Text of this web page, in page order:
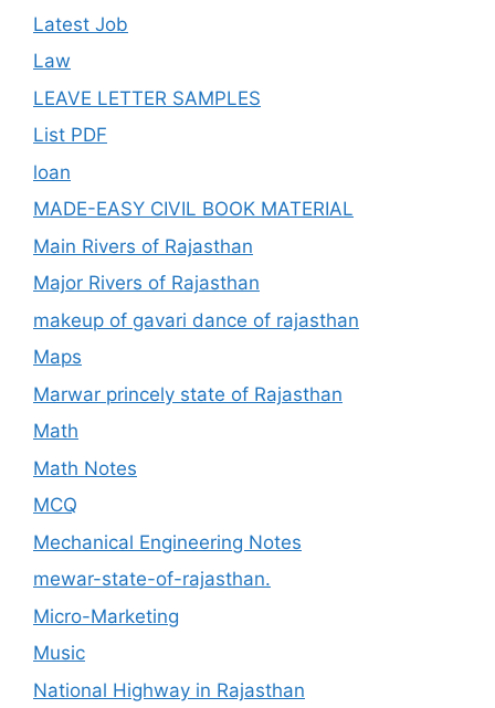
Latest Job
Law
LEAVE LETTER SAMPLES
List PDF
loan
MADE-EASY CIVIL BOOK MATERIAL
Main Rivers of Rajasthan
Major Rivers of Rajasthan
makeup of gavari dance of rajasthan
Maps
Marwar princely state of Rajasthan
Math
Math Notes
MCQ
Mechanical Engineering Notes
mewar-state-of-rajasthan.
Micro-Marketing
Music
National Highway in Rajasthan